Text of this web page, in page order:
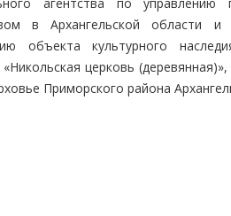
в Архангельской области
объекта культурного
«Никольская церковь
Приморского района